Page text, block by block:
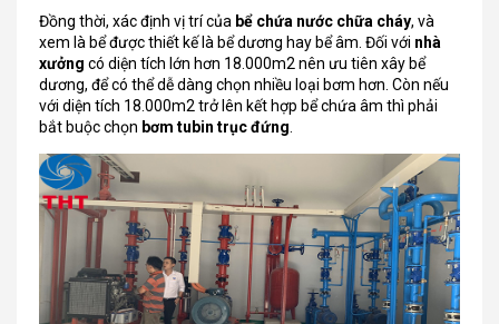
Đồng thời, xác định vị trí của bể chứa nước chữa cháy, và
xem là bể được thiết kế là bể dương hay bể âm. Đối với nhà
xưởng có diện tích lớn hơn 18.000m2 nên ưu tiên xây bể
dương, để có thể dễ dàng chọn nhiều loại bơm hơn. Còn nếu
với diện tích 18.000m2 trở lên kết hợp bể chứa âm thì phải
bắt buộc chọn bơm tubin trục đứng